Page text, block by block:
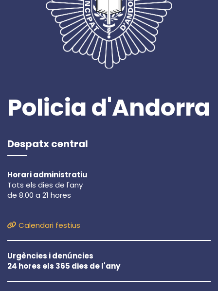
Policia d'Andorra
Despatx central
Horari administratiu
Tots els dies de l'any
de 8.00 a 21 hores
Calendari festius
Urgències i denúncies
24 hores els 365 dies de l'any